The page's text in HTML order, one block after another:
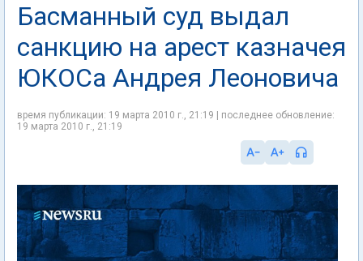
Басманный суд выдал
санкцию на арест казначея
ЮКОСа Андрея Леоновича
время публикации: 19 марта 2010 г., 21:19 | последнее обновление:
19 марта 2010 г., 21:19